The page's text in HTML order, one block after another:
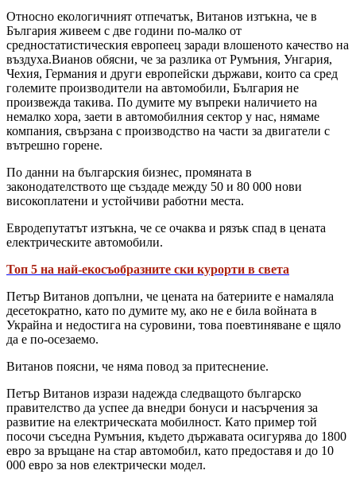
Относно екологичният отпечатък, Витанов изтъкна, че в
България живеем с две години по-малко от
средностатистическия европеец заради влошеното качество на
въздуха.Вианов обясни, че за разлика от Румъния, Унгария,
Чехия, Германия и други европейски държави, които са сред
големите производители на автомобили, България не
произвежда такива. По думите му въпреки наличието на
немалко хора, заети в автомобилния сектор у нас, нямаме
компания, свързана с производство на части за двигатели с
вътрешно горене.
По данни на българския бизнес, промяната в
законодателството ще създаде между 50 и 80 000 нови
високоплатени и устойчиви работни места.
Евродепутатът изтъкна, че се очаква и рязък спад в цената
електрическите автомобили.
Топ 5 на най-екосъобразните ски курорти в света
Петър Витанов допълни, че цената на батериите е намаляла
десетократно, като по думите му, ако не е била войната в
Украйна и недостига на суровини, това поевтиняване е щяло
да е по-осезаемо.
Витанов поясни, че няма повод за притеснение.
Петър Витанов изрази надежда следващото българско
правителство да успее да внедри бонуси и насърчения за
развитие на електрическата мобилност. Като пример той
посочи съседна Румъния, където държавата осигурява до 1800
евро за връщане на стар автомобил, като предоставя и до 10
000 евро за нов електрически модел.